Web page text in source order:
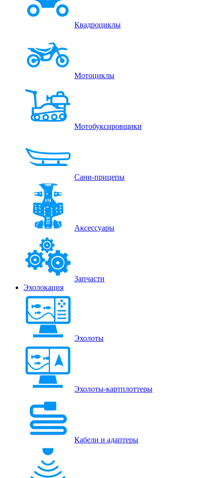
Квадроциклы
Мотоциклы
Мотобуксировщики
Сани-прицепы
Аксессуары
Запчасти
Эхолокация
Эхолоты
Эхолоты-картплоттеры
Кабели и адаптеры